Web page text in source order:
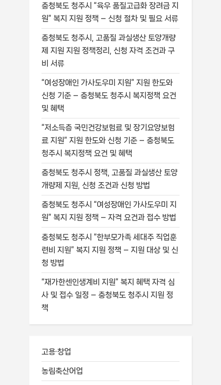
충청북도 청주시 “육우 품질고급화 장려금 지
원” 복지 지원 정책 – 신청 절차 및 필요 서류
충청북도 청주시, 고품질 과실생산 토양개량
제 지원 지원 정책정리, 신청 자격 조건과 구
비 서류
“여성장애인 가사도우미 지원” 지원 한도와
신청 기준 – 충청북도 청주시 복지정책 요건
및 혜택
“저소득층 국민건강보험료 및 장기요양보험
료 지원” 지원 한도와 신청 기준 – 충청북도
청주시 복지정책 요건 및 혜택
충청북도 청주시 정책, 고품질 과실생산 토양
개량제 지원, 신청 조건과 신청 방법
충청북도 청주시 “여성장애인 가사도우미 지
원” 복지 지원 정책 – 자격 요건과 접수 방법
충청북도 청주시 “한부모가족 세대주 직업훈
련비 지원” 복지 지원 정책 – 지원 대상 및 신
청 방법
“재가한센인생계비 지원” 복지 혜택 자격 심
사 및 접수 일정 – 충청북도 청주시 지원 정
책
고용·창업
농림축산어업